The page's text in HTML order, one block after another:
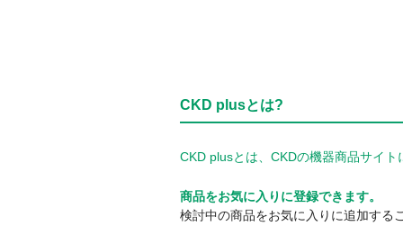
CKD plusとは?
CKD plusとは、CKDの機器商品サイ
商品をお気に入りに登録できます。
検討中の商品をお気に入りに追加する